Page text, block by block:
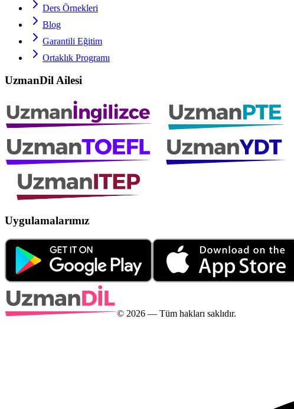
Ders Örnekleri
Blog
Garantili Eğitim
Ortaklık Programı
UzmanDil Ailesi
Uygulamalarımız
© 2026 — Tüm hakları saklıdır.